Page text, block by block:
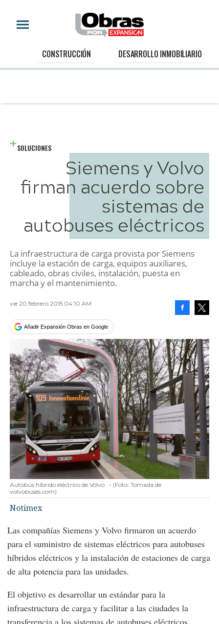
CONSTRUCCIÓN DESARROLLO INMOBILIARIO
SOLUCIONES
Siemens y Volvo
firman acuerdo sobre
sistemas de
autobuses eléctricos
La infraestructura de carga provista por Siemens
incluye la estación de carga, equipos auxiliares,
cableado, obras civiles, instalación, puesta en
marcha y el mantenimiento.
vie 20 febrero 2015 04:10 AM
Añadir Expansión Obras en Google
Autobús híbrido eléctrico de Volvo - (Foto: Tomada de
volvobuses.com)
Notimex
Las compañías Siemens y Volvo firmaron un acuerdo
para el suministro de sistemas eléctricos para autobuses
híbridos eléctricos y la instalación de estaciones de carga
de alta potencia para las unidades.
El objetivo es desarrollar un estándar para la
infraestructura de carga y facilitar a las ciudades la
transferencia a los sistemas de autobuses eléctricos,